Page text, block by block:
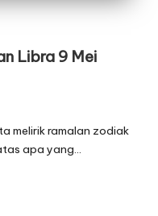
Libra 9 Mei
melirik ramalan zodiak
apa yang…